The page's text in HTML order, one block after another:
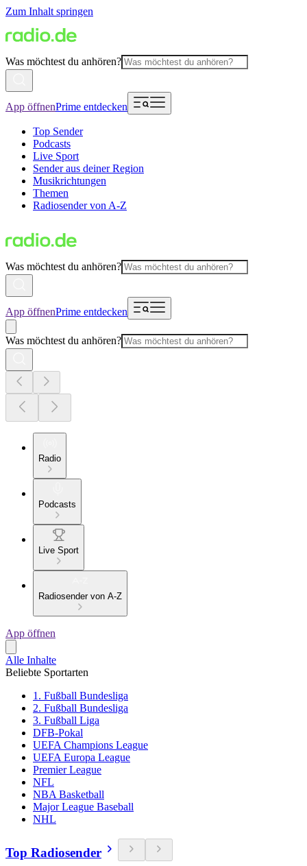
Zum Inhalt springen
Was möchtest du anhören?
App öffnenPrime entdecken
Top Sender
Podcasts
Live Sport
Sender aus deiner Region
Musikrichtungen
Themen
Radiosender von A-Z
Was möchtest du anhören?
App öffnenPrime entdecken
Was möchtest du anhören?
Radio
Podcasts
Live Sport
Radiosender von A-Z
App öffnen
Alle Inhalte
Beliebte Sportarten
1. Fußball Bundesliga
2. Fußball Bundesliga
3. Fußball Liga
DFB-Pokal
UEFA Champions League
UEFA Europa League
Premier League
NFL
NBA Basketball
Major League Baseball
NHL
Top Radiosender